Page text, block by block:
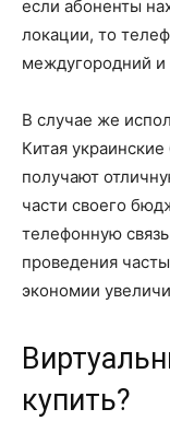
если абоненты
локации, то
междугородний
В случае же
Китая
получают
части своего
телефонную
проведения
экономии
купить?